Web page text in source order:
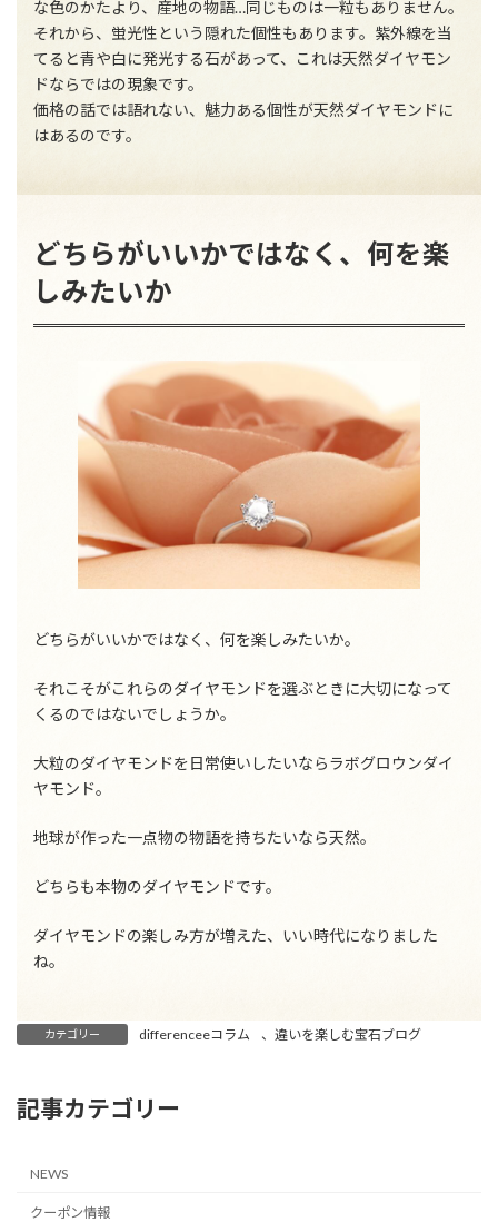
な色のかたより、産地の物語…同じものは一粒もありません。
それから、蛍光性という隠れた個性もあります。紫外線を当
てると青や白に発光する石があって、これは天然ダイヤモン
ドならではの現象です。
価格の話では語れない、魅力ある個性が天然ダイヤモンドに
はあるのです。
どちらがいいかではなく、何を楽
しみたいか
どちらがいいかではなく、何を楽しみたいか。
それこそがこれらのダイヤモンドを選ぶときに大切になって
くるのではないでしょうか。
大粒のダイヤモンドを日常使いしたいならラボグロウンダイ
ヤモンド。
地球が作った一点物の物語を持ちたいなら天然。
どちらも本物のダイヤモンドです。
ダイヤモンドの楽しみ方が増えた、いい時代になりました
ね。
カテゴリー differenceeコラム 、 違いを楽しむ宝石ブログ
記事カテゴリー
NEWS
クーポン情報